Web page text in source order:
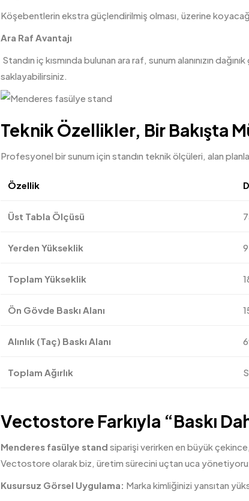
Köşebentlerin ekstra güçlendirilmiş olması, üzerine
Ara Raf Avantajı
Standın iç kısmında bulunan ara raf, sunum alanınızın
saklayabilirsiniz.
Teknik Özellikler, Bir Bakışta
Profesyonel bir sunum için standın teknik ölçüleri, alan
Özellik
Üst Tabla Ölçüsü
Yerden Yükseklik
Toplam Yükseklik
Ön Gövde Baskı Alanı
Alınlık (Taç) Baskı Alanı
Toplam Ağırlık
Vectostore Farkıyla “Baskı
Menderes fasülye stand siparişi verirken en büyük
Vectostore olarak biz, üretim sürecini uçtan uca
Kusursuz Görsel Uygulama: Marka kimliğinizi yansıtan